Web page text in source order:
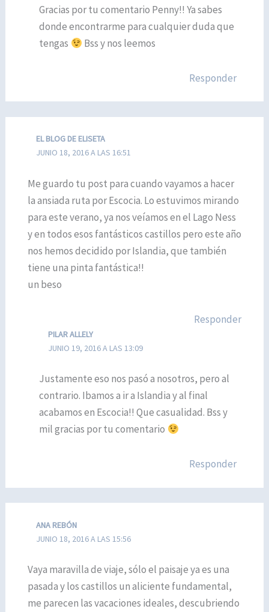
Gracias por tu comentario Penny!! Ya sabes
donde encontrarme para cualquier duda que
tengas
Bss y nos leemos
Responder
EL BLOG DE ELISETA
JUNIO 18, 2016 A LAS 16:51
Me guardo tu post para cuando vayamos a hacer
la ansiada ruta por Escocia. Lo estuvimos mirando
para este verano, ya nos veíamos en el Lago Ness
y en todos esos fantásticos castillos pero este año
nos hemos decidido por Islandia, que también
tiene una pinta fantástica!!
un beso
Responder
PILAR ALLELY
JUNIO 19, 2016 A LAS 13:09
Justamente eso nos pasó a nosotros, pero al
contrario. Ibamos a ir a Islandia y al final
acabamos en Escocia!! Que casualidad. Bss y
mil gracias por tu comentario
Responder
ANA REBÓN
JUNIO 18, 2016 A LAS 15:56
Vaya maravilla de viaje, sólo el paisaje ya es una
pasada y los castillos un aliciente fundamental,
me parecen las vacaciones ideales, descubriendo